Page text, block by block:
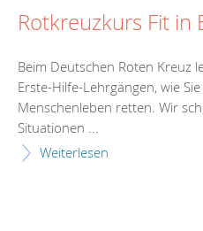
Rotkreuzkurs Fit in
Beim Deutschen Roten Kreuz
Erste-Hilfe-Lehrgängen, wie
Menschenleben retten. Wir
Situationen ...
Weiterlesen